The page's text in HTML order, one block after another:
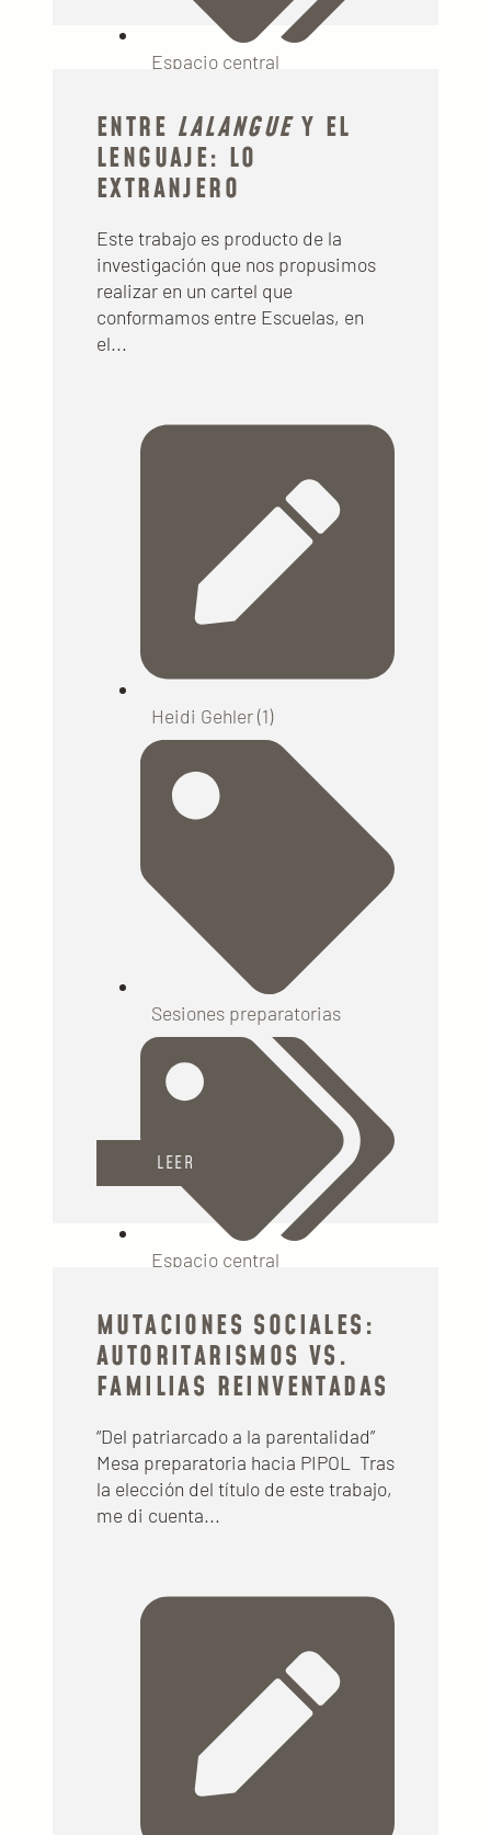
Espacio central
ENTRE LALANGUEY EL
LENGUAJE: LO
EXTRANJERO
Este trabajo es producto de la
investigación que nos propusimos
realizar en un cartel que
conformamos entre Escuelas, en
el...
Heidi Gehler (1)
Sesiones preparatorias
Espacio central
LEER
MUTACIONES SOCIALES:
AUTORITARISMOS VS.
FAMILIAS REINVENTADAS
“Del patriarcado a la parentalidad”
Mesa preparatoria hacia PIPOL Tras
la elección del título de este trabajo,
me di cuenta...